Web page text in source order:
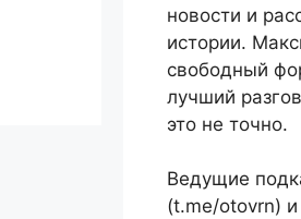
новости и
истории.
свободный
лучший
это не точно.
Ведущие
(t.me/otovrn)